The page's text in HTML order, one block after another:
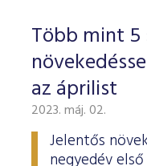
Több mint 5
az áprilist
2023. máj. 02.
Jelentős
negyedév